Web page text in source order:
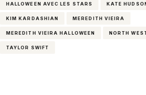
HALLOWEEN AVEC LES STARS KATE
KIM KARDASHIAN MEREDITH VIEIRA
MEREDITH VIEIRA HALLOWEEN NORTH
TAYLOR SWIFT